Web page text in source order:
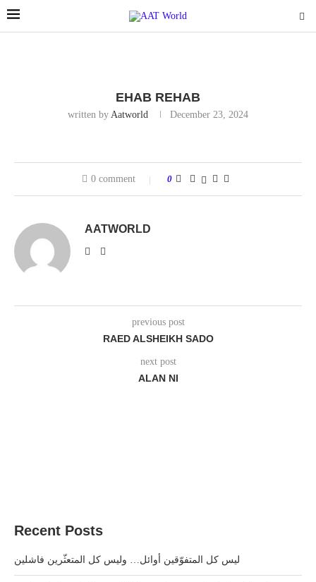
EHAB REHAB
written by Aatworld December 23, 2024
0 comment 0
AATWORLD
previous post
RAED ALSHEIKH SADO
next post
ALAN NI
Recent Posts
ليس كل المتفوّقين أوائل… وليس كل المتعثّرين فاشلين